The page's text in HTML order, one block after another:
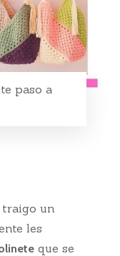
paso a
traigo un
les
que se